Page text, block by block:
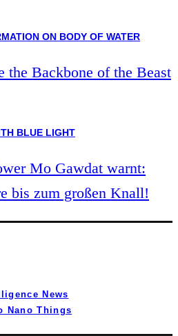
the Backbone of the Beast
Mo Gawdat warnt:
bis zum großen Knall!
News
Nano Things